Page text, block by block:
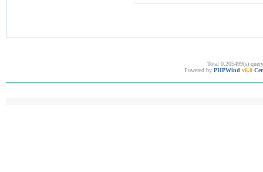
Total 0.205499(s)
Powered by PHPWind v6.0